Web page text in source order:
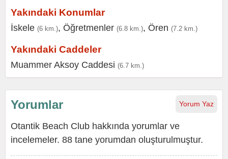
Yakındaki Konumlar
İskele (6 km.), Öğretmenler (6.8 km.), Ören (7.2 km.)
Yakındaki Caddeler
Muammer Aksoy Caddesi (6.7 km.)
Yorum Yaz
Yorumlar
Otantik Beach Club hakkında yorumlar ve
incelemeler. 88 tane yorumdan oluşturulmuştur.